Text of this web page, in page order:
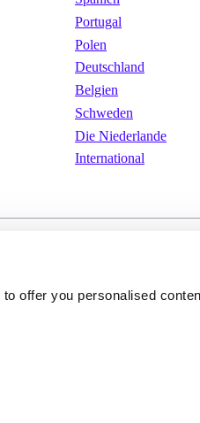
offer you personalised
Portugal
Polen
Deutschland
Belgien
Schweden
Die Niederlande
International